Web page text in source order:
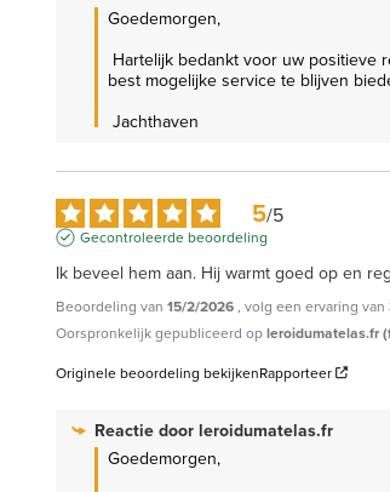
Goedemorgen,
best mogelijke service te blijven
Jachthaven
5/5
Gecontroleerde beoordeling
Ik beveel hem aan. Hij warmt goed op en
Beoordeling van 15/2/2026, volg een ervaring van
Oorspronkelijk gepubliceerd opleroidumatelas.fr
Originele beoordeling bekijkenRapporteer
Reactie door leroidumatelas.fr
Goedemorgen,